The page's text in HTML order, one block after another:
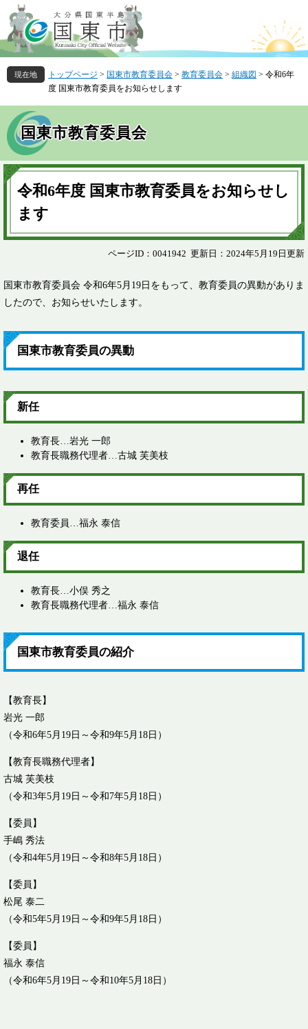
ー
ジ
の
先
頭
す
。
ニ
ュ
ー
を
飛
し
て
本
へ
トップページ > 国東市教育委員会 > 教育委員会 > 組織図 > 令和6年
度 国東市教育委員をお知らせします
国東市教育委員会
本
文
令和6年度 国東市教育委員をお知らせし
ます
ページID：0041942 更新日：2024年5月19日更新
国東市教育委員会 令和6年5月19日をもって、教育委員の異動がありま
したので、お知らせいたします。
国東市教育委員の異動
新任
教育長…岩光 一郎
教育長職務代理者…古城 芙美枝
再任
教育委員…福永 泰信
退任
教育長…小俣 秀之
教育長職務代理者…福永 泰信
国東市教育委員の紹介
【教育長】
岩光 一郎
（令和6年5月19日～令和9年5月18日）
【教育長職務代理者】
古城 芙美枝
（令和3年5月19日～令和7年5月18日）
【委員】
手嶋 秀法
（令和4年5月19日～令和8年5月18日）
【委員】
松尾 泰二
（令和5年5月19日～令和9年5月18日）
【委員】
福永 泰信
（令和6年5月19日～令和10年5月18日）